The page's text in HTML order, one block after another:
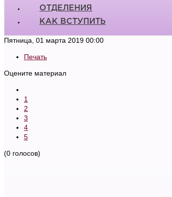
ОТДЕЛЕНИЯ
КАК ВСТУПИТЬ
Пятница, 01 марта 2019 00:00
Печать
Оцените материал
1
2
3
4
5
(0 голосов)